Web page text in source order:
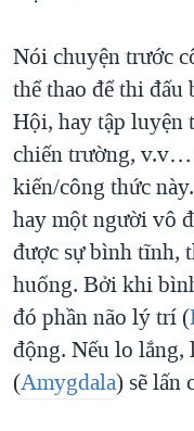
Nói chuyện trước
thể thao để thi đấu
Hội, hay tập luyện
chiến trường, v.v…
kiến/công thức
hay một người vô
được sự bình tĩnh,
huống. Bởi khi
đó phần não lý trí (
động. Nếu lo lắng,
(Amygdala) sẽ lấn